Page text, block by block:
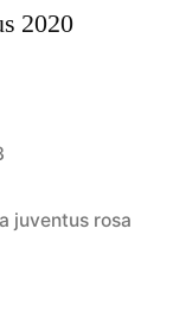
juventus rosa